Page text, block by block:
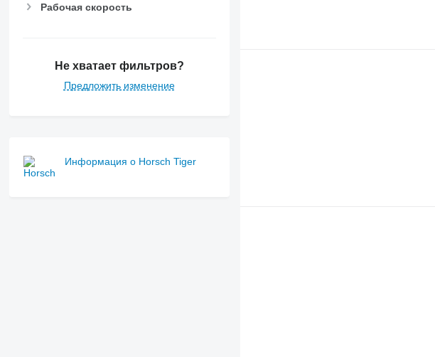
Рабочая скорость
Не хватает фильтров?
Предложить изменение
Информация о Horsch Tiger